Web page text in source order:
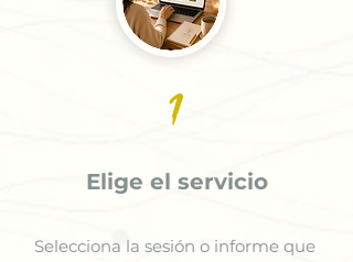
1
Elige el servicio
Selecciona la sesión o informe que